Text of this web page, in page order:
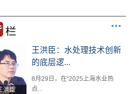
洪臣
王洪臣：水处理技术创新
的底层逻...
8月29日，在“2025上海水业热
点...